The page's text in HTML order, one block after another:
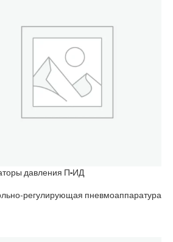
давления П-ИД
регулирующая пневмоаппаратура